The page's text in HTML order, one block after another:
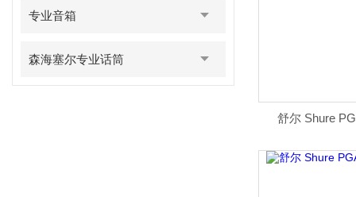
专业音箱
森海塞尔专业话筒
舒尔 Shure